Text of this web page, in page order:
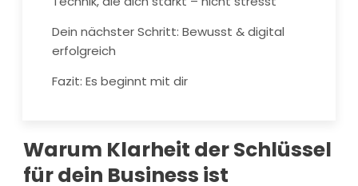
Dein nächster Schritt: Bewusst & digital
erfolgreich
Fazit: Es beginnt mit dir
Warum Klarheit der Schlüssel
für dein Business ist